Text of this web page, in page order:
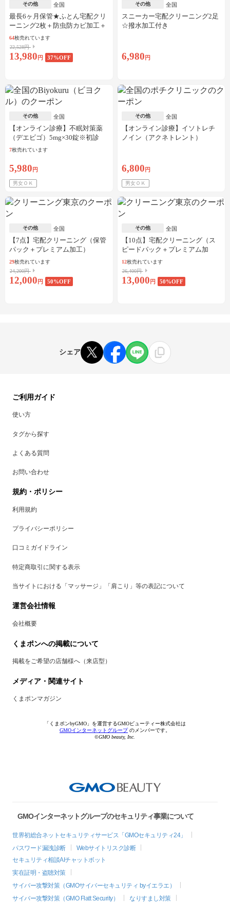
その他 全国
最長6ヶ月保管★ふとん宅配クリ
ーニング2枚＋防虫防カビ加工＋
しみ抜き
64枚売れています
22,528円
13,980 円 37%OFF
その他 全国
スニーカー宅配クリーニング2足
☆撥水加工付き
6,980 円
その他 全国
【オンライン診療】不眠対策薬
（デエビゴ）5mg×30錠※初診
料・送料込
7枚売れています
5,980 円
男女ＯＫ
その他 全国
【オンライン診療】イソトレチ
ノイン（アクネトレント）
6,800 円
男女ＯＫ
その他 全国
【7点】宅配クリーニング（保管
パック＋プレミアム加工）
29枚売れています
24,200円
12,000 円 50%OFF
その他 全国
【10点】宅配クリーニング（ス
ピードパック＋プレミアム加
工）
12枚売れています
26,400円
13,000 円 50%OFF
シェア
ご利用ガイド
使い方
タグから探す
よくある質問
お問い合わせ
規約・ポリシー
利用規約
プライバシーポリシー
口コミガイドライン
特定商取引に関する表示
当サイトにおける「マッサージ」「肩こり」等の表記について
運営会社情報
会社概要
くまポンへの掲載について
掲載をご希望の店舗様へ（来店型）
メディア・関連サイト
くまポンマガジン
「くまポンbyGMO」を運営するGMOビューティー株式会社は
GMOインターネットグループのメンバーです。
©GMO beauty, Inc.
GMOインターネットグループのセキュリティ事業について
世界初総合ネットセキュリティサービス「GMOセキュリティ24」
パスワード漏洩診断
Webサイトリスク診断
セキュリティ相談AIチャットボット
実在証明・盗聴対策
サイバー攻撃対策（GMOサイバーセキュリティ byイエラエ）
サイバー攻撃対策（GMO Flatt Security）
なりすまし対策